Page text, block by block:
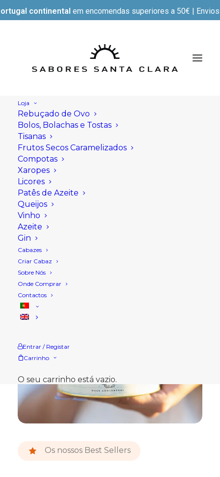
continental em encomendas superiores a 50€ |
Loja
Rebuçado de Ovo
Bolos, Bolachas e Tostas
Tisanas
Frutos Secos Caramelizados
Compotas
Xaropes
Licores
Patês de Azeite
Queijos
Vinho
Azeite
Gin
Cabazes
Criar Cabaz
Sobre Nós
Onde Comprar
Contactos
Entrar / Registar
Carrinho
O seu carrinho está vazio.
Os nossos Best Sellers